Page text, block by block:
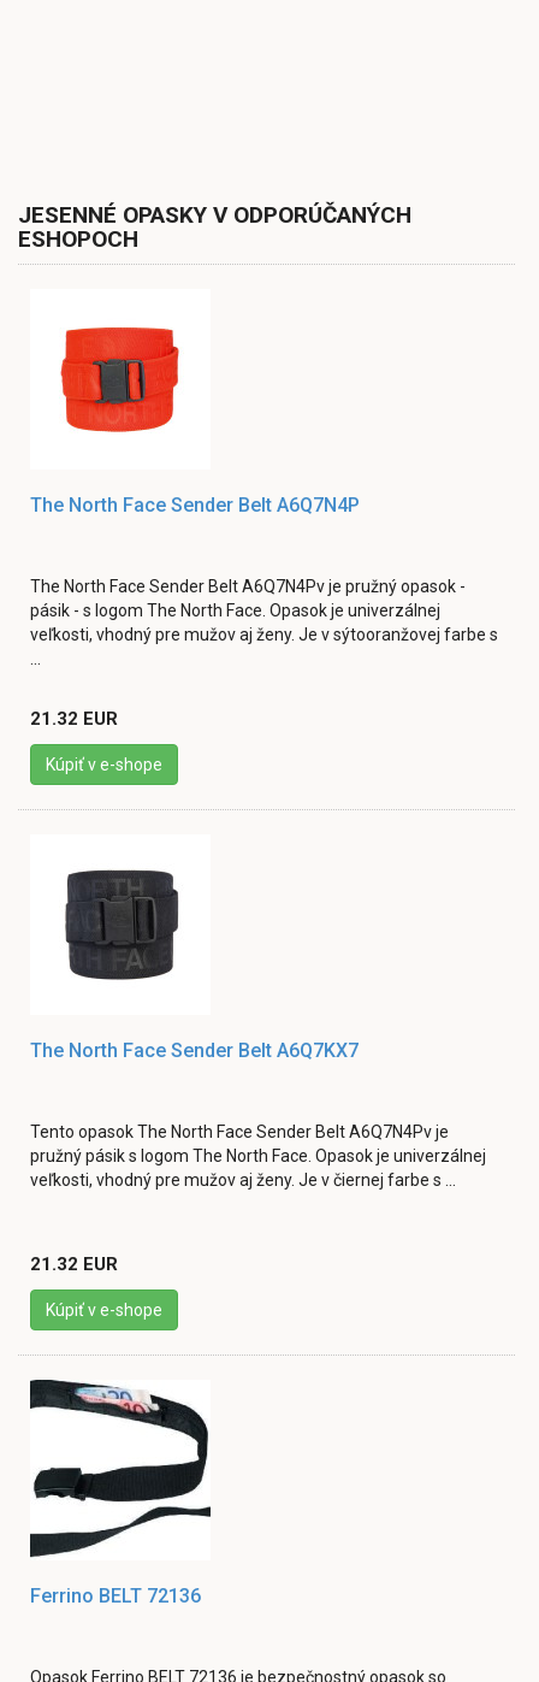
JESENNÉ OPASKY V ODPORÚČANÝCH
ESHOPOCH
The North Face Sender Belt A6Q7N4P
The North Face Sender Belt A6Q7N4Pv je pružný opasok -
pásik - s logom The North Face. Opasok je univerzálnej
veľkosti, vhodný pre mužov aj ženy. Je v sýtooranžovej farbe s
21.32 EUR
Kúpiť v e-shope
The North Face Sender Belt A6Q7KX7
Tento opasok The North Face Sender Belt A6Q7N4Pv je
pružný pásik s logom The North Face. Opasok je univerzálnej
veľkosti, vhodný pre mužov aj ženy. Je v čiernej farbe s ...
21.32 EUR
Kúpiť v e-shope
Ferrino BELT 72136
Opasok Ferrino BELT 72136 je bezpečnostný opasok so